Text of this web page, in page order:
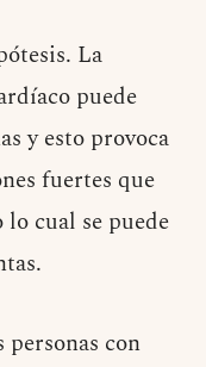
La
puede
y esto provoca
fuertes que
cual se puede
personas con